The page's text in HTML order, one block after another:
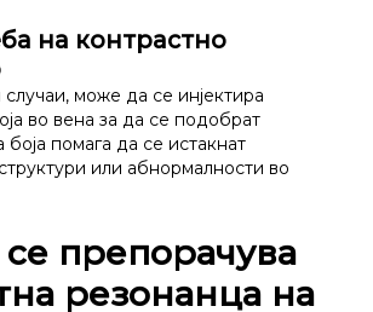
на контрастно
може да се инјектира
во вена за да се подобрат
боја помага да се истакнат
или абнормалности во
препорачува
резонанца на